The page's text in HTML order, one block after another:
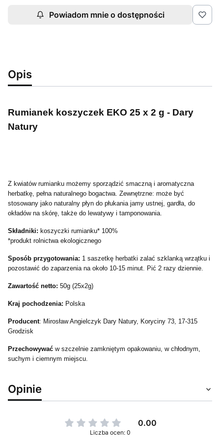
Powiadom mnie o dostępności
Opis
Rumianek koszyczek EKO 25 x 2 g - Dary
Natury
Z kwiatów rumianku możemy sporządzić smaczną i aromatyczna
herbatkę, pełna naturalnego bogactwa. Zewnętrzne: może być
stosowany jako naturalny płyn do płukania jamy ustnej, gardła, do
okładów na skórę, także do lewatywy i tamponowania.
Składniki: koszyczki rumianku* 100%
*produkt rolnictwa ekologicznego
Sposób przygotowania: 1 saszetkę herbatki zalać szklanką wrzątku i
pozostawić do zaparzenia na około 10-15 minut. Pić 2 razy dziennie.
Zawartość netto: 50g (25x2g)
Kraj pochodzenia: Polska
Producent: Mirosław Angielczyk Dary Natury, Koryciny 73, 17-315
Grodzisk
Przechowywać w szczelnie zamkniętym opakowaniu, w chłodnym,
suchym i ciemnym miejscu.
Opinie
0.00
Liczba ocen: 0